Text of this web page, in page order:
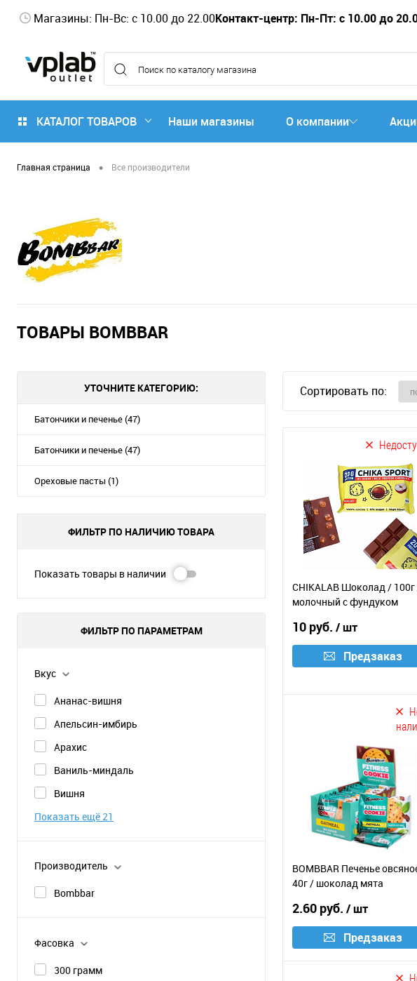
Магазины: Пн-Вс: с 10.00 до 22.00Контакт-центр: Пн-Пт: с 10.00 до
КАТАЛОГ ТОВАРОВ Наши магазины О компании
Главная страница • Все производители
ТОВАРЫ BOMBBAR
УТОЧНИТЕ КАТЕГОРИЮ:
Батончики и печенье (47)
Батончики и печенье (47)
Ореховые пасты (1)
ФИЛЬТР ПО НАЛИЧИЮ ТОВАРА
Показать товары в наличии
ФИЛЬТР ПО ПАРАМЕТРАМ
Вкус
Ананас-вишня
Апельсин-имбирь
Арахис
Ваниль-миндаль
Вишня
Показать ещё 21
Производитель
Bombbar
Фасовка
300 грамм
Сортировать по:
CHIKALAB Шоколад /
молочный с фундуком
10 руб. / шт
Предзаказ
BOMBBAR Печенье
40г / шоколад мята
2.60 руб. / шт
Предзаказ